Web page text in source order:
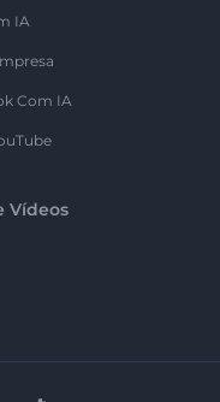
IA
Com IA
Vídeos